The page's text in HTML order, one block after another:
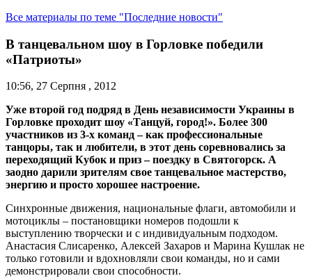
Все материалы по теме "Последние новости"
В танцевальном шоу в Горловке победили
«Патриоты»
10:56, 27 Серпня , 2012
Уже второй год подряд в День независимости Украины в
Горловке проходит шоу «Танцуй, город!». Более 300
участников из 3-х команд – как профессиональные
танцоры, так и любители, в этот день соревновались за
переходящий Кубок и приз – поездку в Святогорск. А
заодно дарили зрителям свое танцевальное мастерство,
энергию и просто хорошее настроение.
Синхронные движения, национальные флаги, автомобили и
мотоциклы – постановщики номеров подошли к
выступлению творчески и с индивидуальным подходом.
Анастасия Слисаренко, Алексей Захаров и Марина Кушлак не
только готовили и вдохновляли свои команды, но и сами
демонстрировали свои способности.